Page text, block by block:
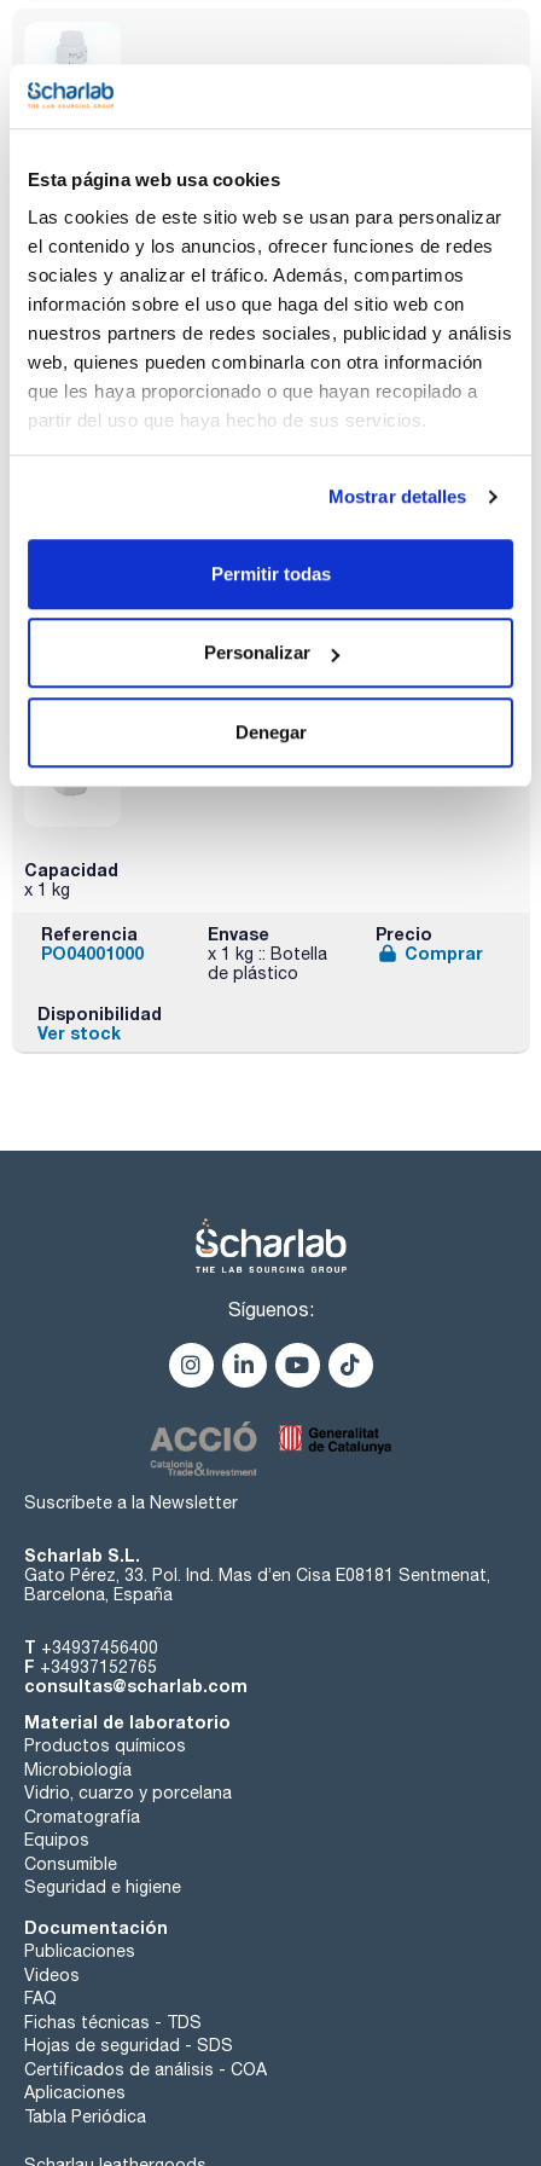
Esta página web usa cookies
Las cookies de este sitio web se usan para personalizar
el contenido y los anuncios, ofrecer funciones de redes
sociales y analizar el tráfico. Además, compartimos
información sobre el uso que haga del sitio web con
nuestros partners de redes sociales, publicidad y análisis
web, quienes pueden combinarla con otra información
que les haya proporcionado o que hayan recopilado a
partir del uso que haya hecho de sus servicios.
Mostrar detalles
Permitir todas
Personalizar
Denegar
Referencia
Envase
de plástico
Disponibilidad
Ver stock
Referencia
Envase
de plástico
Precio
Disponibilidad
Capacidad
x 1 kg
Referencia
PO04001000
Envase
x 1 kg :: Botella
de plástico
Precio
Comprar
Disponibilidad
Ver stock
Síguenos:
Suscríbete a la Newsletter
Scharlab S.L.
Gato Pérez, 33. Pol. Ind. Mas d’en Cisa E08181 Sentmenat,
Barcelona, España
T +34937456400
F +34937152765
consultas@scharlab.com
Material de laboratorio
Productos químicos
Microbiología
Vidrio, cuarzo y porcelana
Cromatografía
Equipos
Consumible
Seguridad e higiene
Documentación
Publicaciones
Videos
FAQ
Fichas técnicas - TDS
Hojas de seguridad - SDS
Certificados de análisis - COA
Aplicaciones
Tabla Periódica